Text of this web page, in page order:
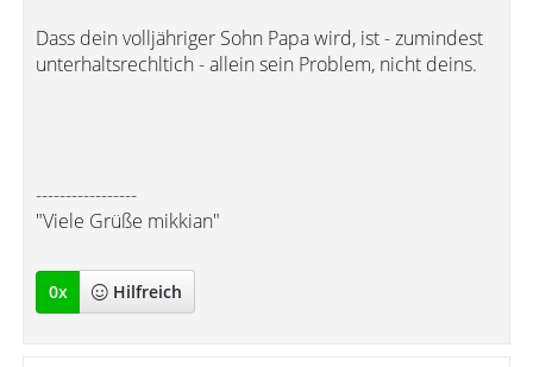
Dass dein volljähriger Sohn Papa wird, ist - zumindest
unterhaltsrechltich - allein sein Problem, nicht deins.
-----------------
"Viele Grüße mikkian"
0x Hilfreich